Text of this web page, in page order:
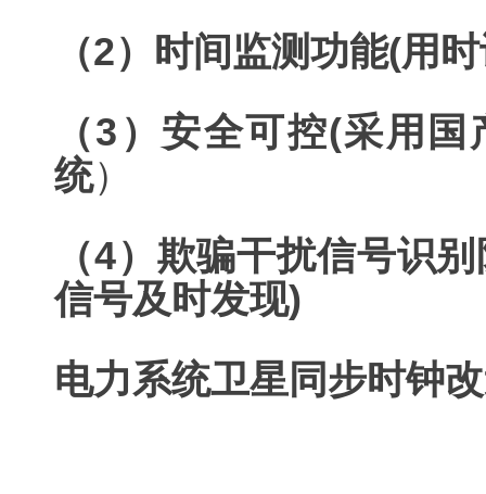
（2）时间监测功能(用
（3）安全可控(采用
统）
（4）欺骗干扰信号识
信号及时发现)
电力系统卫星同步时钟